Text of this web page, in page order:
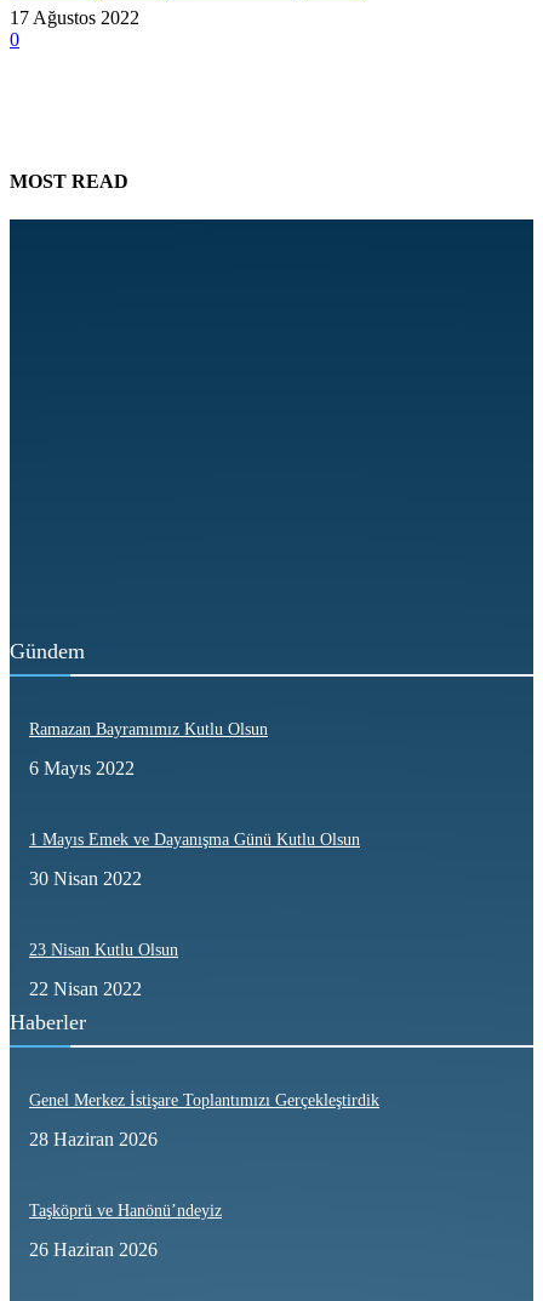
17 Ağustos 2022
0
MOST READ
Gündem
Ramazan Bayramımız Kutlu Olsun
6 Mayıs 2022
1 Mayıs Emek ve Dayanışma Günü Kutlu Olsun
30 Nisan 2022
23 Nisan Kutlu Olsun
22 Nisan 2022
Haberler
Genel Merkez İstişare Toplantımızı Gerçekleştirdik
28 Haziran 2026
Taşköprü ve Hanönü’ndeyiz
26 Haziran 2026